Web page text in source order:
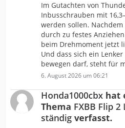
Im Gutachten von
Inbusschrauben mit
werden sollen.
durch zu festes
beim Drehmoment jetzt
Und dass sich ein
bewegen darf, steht für
6. August 2026 um 06:21
Honda1000cbx hat
Thema FXBB Flip
ständig verfasst.